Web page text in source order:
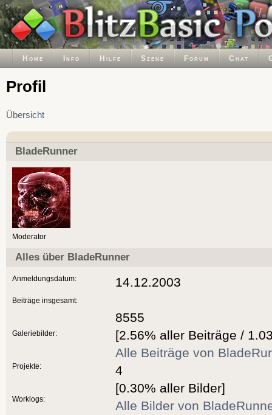
Home Info Hilfe Szene Forum Chat
Profil
Übersicht
BladeRunner
Moderator
Alles über BladeRunner
Anmeldungsdatum:
Beiträge insgesamt:
Galeriebilder:
Projekte:
Worklogs:
14.12.2003
8555
[2.56% aller Beiträge /
Alle Beiträge von
4
[0.30% aller Bilder]
Alle Bilder von